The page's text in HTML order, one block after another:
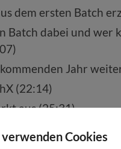
dem ersten Batch
Batch dabei und wer
Jahr
(22:14)
aus (25:31)
SportsTech die
Cookies